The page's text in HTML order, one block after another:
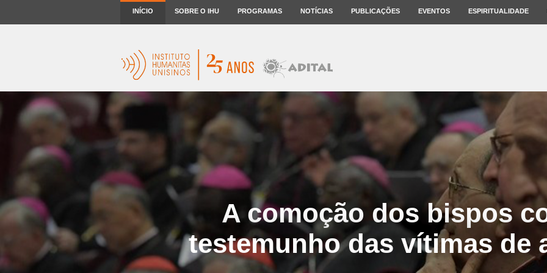
INÍCIO SOBRE O IHU PROGRAMAS NOTÍCIAS PUBLICAÇÕES EVENTOS ESPIRITUALIDADE
A comoção dos bispos
testemunho das vítimas de